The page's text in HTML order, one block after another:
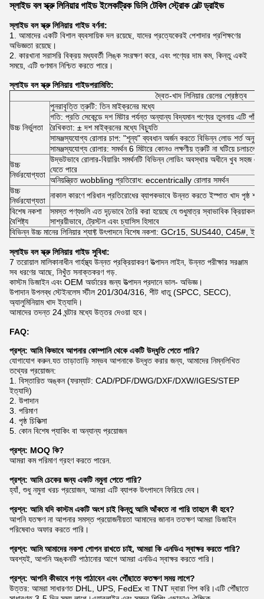
স্লাইড বল স্ক্রু লিনিয়ার গাইড ইলেকট্রিক ডিসি টেবিল স্ট্রোক বেল্ট ড্রাইভ
স্লাইড বল স্ক্রু লিনিয়ার গাইড বর্ণনা:
1. আমাদের একটি বিশাল ব্যবসায়িক দল রয়েছে, যাদের প্রত্যেকেরই পেশাদার প্রশিক্ষণের
অভিজ্ঞতা রয়েছে।
2. কারখানা সরাসরি বিক্রয় মধ্যবর্তী লিঙ্ক সংরক্ষণ করে, এবং পণ্যের দাম কম, কিন্তু একই
সময়ে, এটি গুণমান নিশ্চিত করতে পারে।
স্লাইড বল স্ক্রু লিনিয়ার গাইডপরামিতি:
দ্বৈত-খাদ লিনিয়ার রেলের শ্রেষ্ঠত্ব
উচ্চ নির্ভুলতা
পুনরাবৃত্তি ত্রুটি: তিন মাইক্রনের মধ্যে
গতি: প্রতি সেকেন্ডে দশ মিটার পর্যন্ত অন্যান্য বিদ্যমান পণ্যের তুলনায় এটি
রৈখিকতা: ± দশ মাইক্রনের মধ্যে বিচ্যুতি
সামঞ্জস্যযোগ্য রোলার চাপ: "শূন্য" ব্যবধান অর্জন করতে বিভিন্ন লোড শর্ত
সামঞ্জস্যযোগ্য রোলার: সমর্থন 6 মিটারে কোনও লক্ষণীয় ত্রুটি না ঘটিয়ে
উচ্চ
নির্ভরযোগ্যতা
উদ্ভটভাবে রোলার-বিয়ারিং সমর্থনটি বিভিন্ন লোডিং অবস্থার অধীনে খুব সহজ
যেতে পারে
অনিয়ন্ত্রিত wobbling প্রতিরোধ: eccentrically রোলার সমর্থন
উচ্চ
নির্ভরযোগ্যতা
নাকাল কারণে পরিধান প্রতিরোধের ব্যাপকভাবে উন্নত করতে ইস্পাত খাদ পৃষ্ঠ
বিশেষ নকশা
বৈশিষ্ট্য
সমস্ত পণ্যগুলি এত দৃঢ়ভাবে তৈরি করা হয়েছে যে শুধুমাত্র স্বাভাবিক
সাশ্রয়ীভাবে, ট্রেস্টল এবং চ্যাসিস হিসাবে
বিভিন্ন উচ্চ মানের লিনিয়ার শ্যাফ্ট উৎপাদনে বিশেষ নকশা: GCr15, SUS440, C45#,
স্লাইড বল স্ক্রু লিনিয়ার গাইড সুবিধা:
7 তরোয়াল মালিকানাধীন গার্হস্থ্য উন্নত প্রক্রিয়াকরণ উত্পাদন লাইন, উন্নত পরীক্ষার সরঞ্জাম
সব ধরণের আছে, নিখুঁত সনাক্তকরণ গড়.
কাস্টম ডিজাইন এবং OEM অর্ডারের জন্য উত্পাদন প্রদানে ভাল- অভিজ্ঞ।
উপাদান উপলব্ধ স্টেইনলেস স্টীল 201/304/316, শীট ধাতু (SPCC, SECC),
অ্যালুমিনিয়াম খাদ ইত্যাদি।
আমাদের তদন্ত 24 ঘন্টার মধ্যে উত্তর দেওয়া হবে।
FAQ:
প্রশ্ন: আমি কিভাবে আপনার কোম্পানি থেকে একটি উদ্ধৃতি পেতে পারি?
যোগাযোগ করুন.যত তাড়াতাড়ি সম্ভব আপনাকে উদ্ধৃত করার জন্য, আমাদের নিম্নলিখিত
তথ্যের প্রয়োজন:
1. বিস্তারিত অঙ্কন (ফরম্যাট: CAD/PDF/DWG/DXF/DXW/IGES/STEP
ইত্যাদি)
2. উপাদান
3. পরিমাণ
4. পৃষ্ঠ চিকিত্সা
5. কোন বিশেষ প্যাকিং বা অন্যান্য প্রয়োজন
প্রশ্ন: MOQ কি?
আমরা কম পরিমাণ গ্রহণ করতে পারেন.
প্রশ্ন: আমি চেকের জন্য একটি নমুনা পেতে পারি?
হ্যাঁ, শুধু নমুনা খরচ প্রয়োজন, আমরা এটি ব্যাপক উৎপাদনে ফিরিয়ে দেব।
প্রশ্ন: আমি যদি কাস্টম একটি অংশ চাই কিন্তু আমি আঁকতে না পারি তাহলে কী হবে?
আপনি যতক্ষণ না আপনার সমস্ত প্রয়োজনীয়তা আমাদের জানান ততক্ষণ আমরা ডিজাইন
পরিষেবাও অফার করতে পারি।
প্রশ্ন: আমি আমাদের নকশা গোপন রাখতে চাই, আমরা কি এনডিএ স্বাক্ষর করতে পারি?
অবশ্যই, আপনি অঙ্কনটি পাঠানোর আগে আমরা এনডিএ স্বাক্ষর করতে পারি।
প্রশ্ন: আপনি কীভাবে পণ্য পাঠাবেন এবং পৌঁছাতে কতক্ষণ সময় লাগে?
উত্তর: আমরা সাধারণত DHL, UPS, FedEx বা TNT দ্বারা শিপ করি।এটি পৌঁছাতে